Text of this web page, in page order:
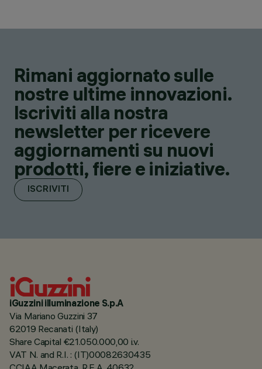
Rimani aggiornato sulle
nostre ultime innovazioni.
Iscriviti alla nostra
newsletter per ricevere
aggiornamenti su nuovi
prodotti, fiere e iniziative.
ISCRIVITI
iGuzzini illuminazione S.p.A
Via Mariano Guzzini 37
62019 Recanati (Italy)
Share Capital €21.050.000,00 i.v.
VAT N. and R.I. : (IT)00082630435